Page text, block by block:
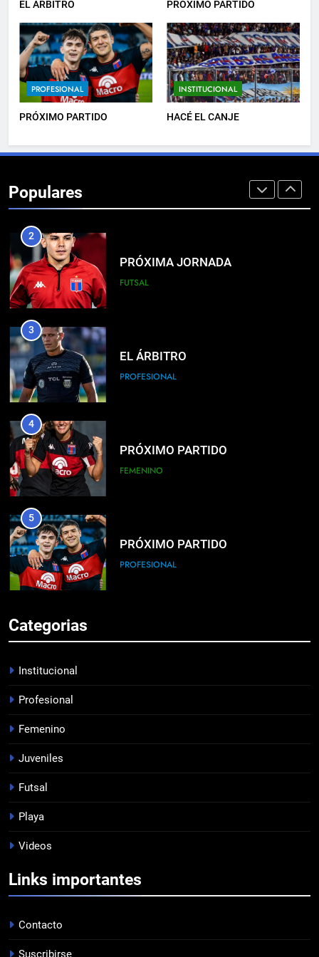
EL ÁRBITRO PRÓXIMO PARTIDO
PROFESIONAL
PRÓXIMO PARTIDO
INSTITUCIONAL
HACÉ EL CANJE
Populares
8
DERROTA DE LOCAL
FUTSAL
2
PRÓXIMA JORNADA
FUTSAL
3
EL ÁRBITRO
PROFESIONAL
4
PRÓXIMO PARTIDO
FEMENINO
5
PRÓXIMO PARTIDO
PROFESIONAL
HACÉ EL CANJE
7
8
1
PROFESIONAL
Categorias
Institucional
Profesional
Femenino
Juveniles
Futsal
Playa
Videos
Links importantes
Contacto
Suscribirse